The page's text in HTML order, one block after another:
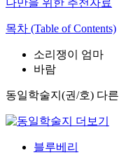
나만을 위한 추천자료
목차 (Table of Contents)
소리쟁이 엄마
바람
동일학술지(권/호) 다
블루베리